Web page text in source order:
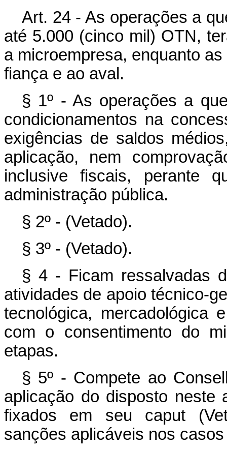
Art. 24 - As operações a
até 5.000 (cinco mil) OTN,
a microempresa, enquanto
fiança e ao aval.
§ 1º - As operações a
condicionamentos na
exigências de saldos
aplicação, nem
inclusive fiscais, perante
administração pública.
§ 2º - (Vetado).
§ 3º - (Vetado).
§ 4 - Ficam ressalvadas
atividades de apoio técnico-
tecnológica, mercadológica
com o consentimento do
etapas.
§ 5º - Compete ao
aplicação do disposto neste
fixados em seu caput
sanções aplicáveis nos